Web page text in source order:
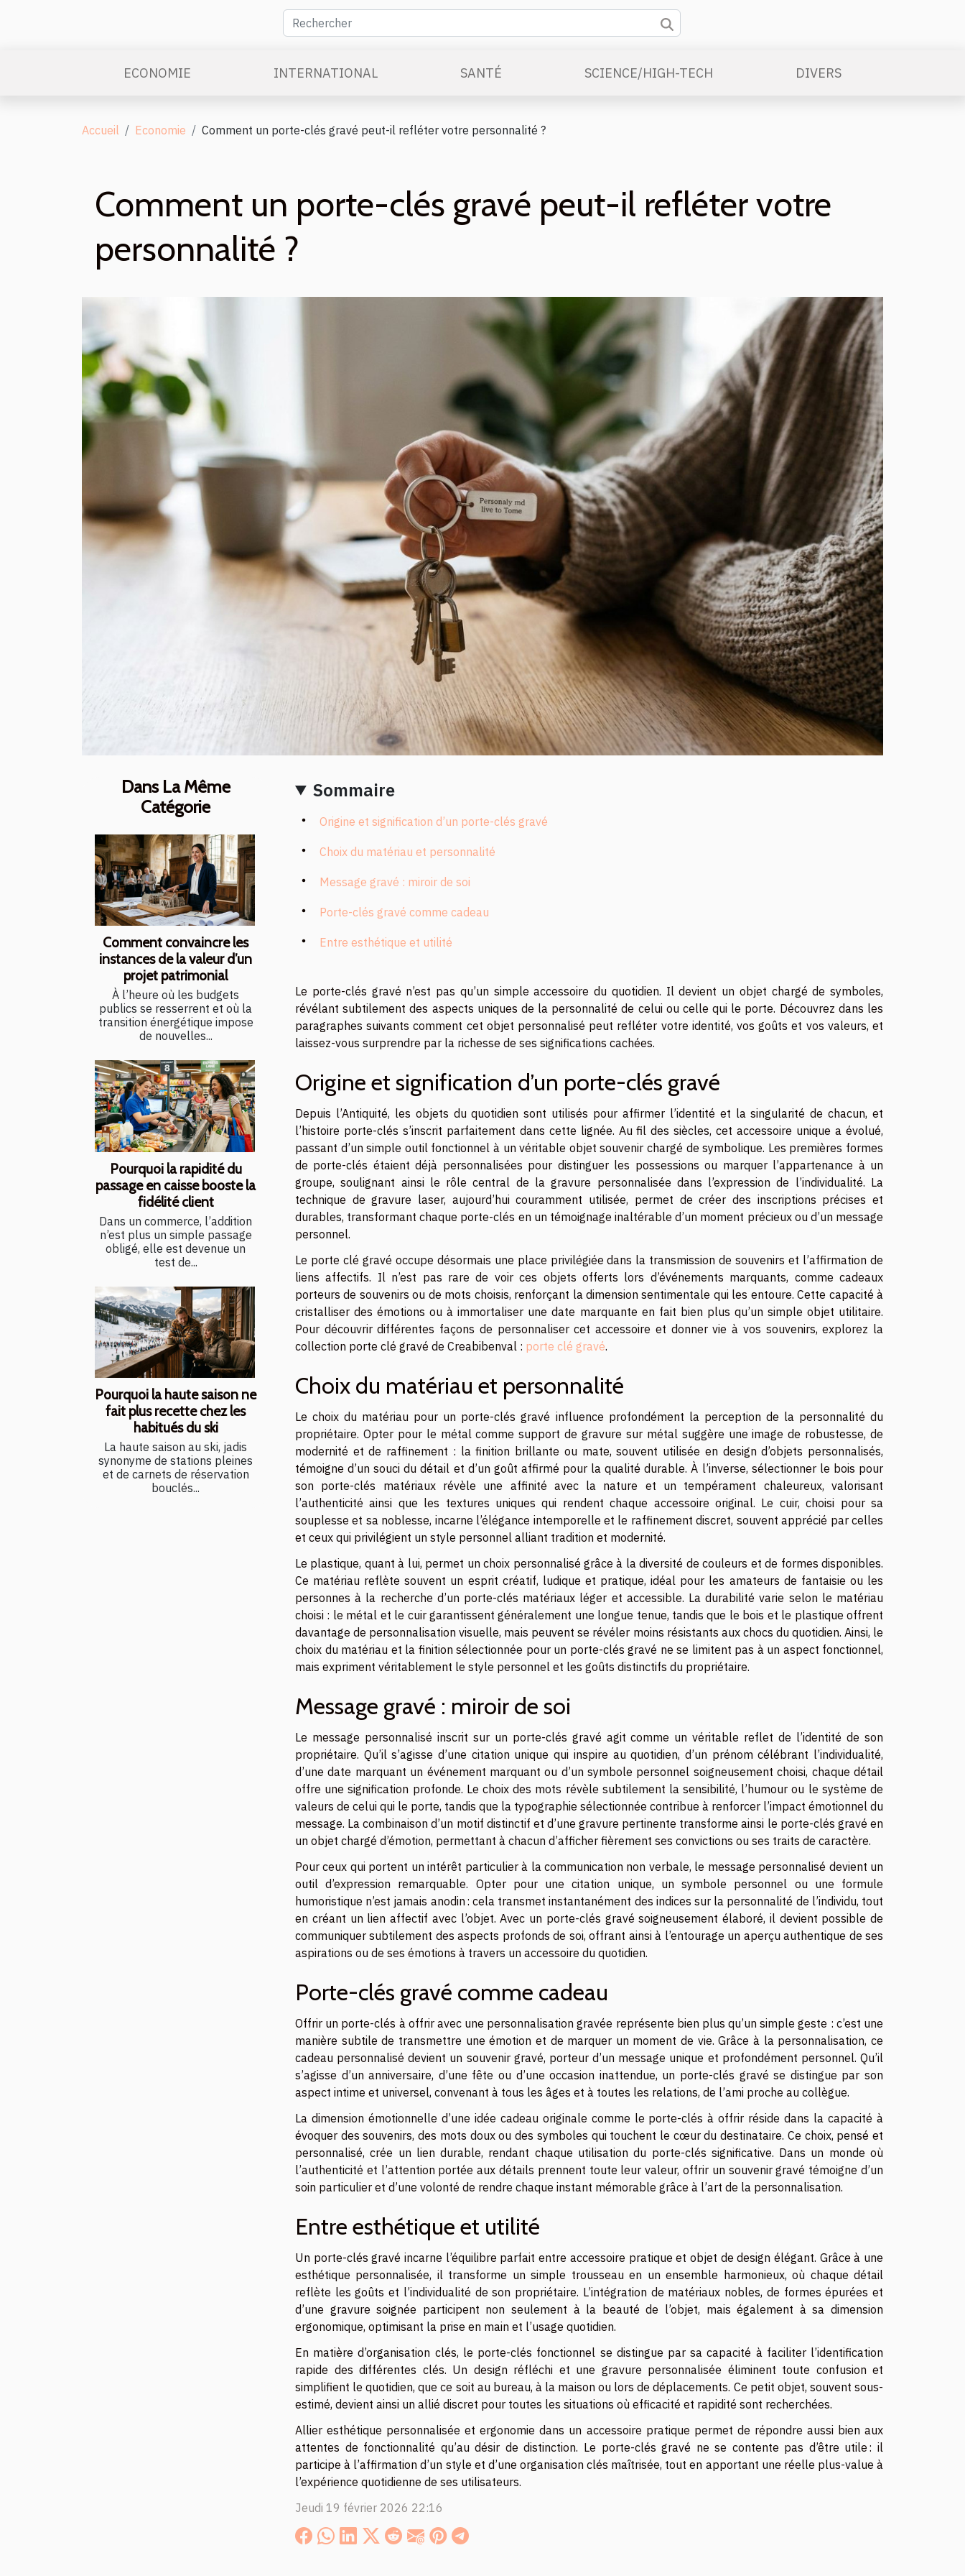
ECONOMIE INTERNATIONAL SANTÉ SCIENCE/HIGH-TECH DIVERS
Accueil Economie Comment un porte-clés gravé peut-il refléter votre personnalité ?
Comment un porte-clés gravé peut-il refléter votre
personnalité ?
Dans La Même
Catégorie
Comment convaincre les
instances de la valeur d’un
projet patrimonial
À l’heure où les budgets
publics se resserrent et où la
transition énergétique impose
de nouvelles...
Pourquoi la rapidité du
passage en caisse booste la
fidélité client
Dans un commerce, l’addition
n’est plus un simple passage
obligé, elle est devenue un
test de...
Pourquoi la haute saison ne
fait plus recette chez les
habitués du ski
La haute saison au ski, jadis
synonyme de stations pleines
et de carnets de réservation
bouclés...
Sommaire
Origine et signification d’un porte-clés gravé
Choix du matériau et personnalité
Message gravé : miroir de soi
Porte-clés gravé comme cadeau
Entre esthétique et utilité
Le porte-clés gravé n’est pas qu’un simple accessoire du quotidien. Il devient un objet chargé de symboles,
révélant subtilement des aspects uniques de la personnalité de celui ou celle qui le porte. Découvrez dans les
paragraphes suivants comment cet objet personnalisé peut refléter votre identité, vos goûts et vos valeurs, et
laissez-vous surprendre par la richesse de ses significations cachées.
Origine et signification d’un porte-clés gravé
Depuis l’Antiquité, les objets du quotidien sont utilisés pour affirmer l’identité et la singularité de chacun, et
l’histoire porte-clés s’inscrit parfaitement dans cette lignée. Au fil des siècles, cet accessoire unique a évolué,
passant d’un simple outil fonctionnel à un véritable objet souvenir chargé de symbolique. Les premières formes
de porte-clés étaient déjà personnalisées pour distinguer les possessions ou marquer l’appartenance à un
groupe, soulignant ainsi le rôle central de la gravure personnalisée dans l’expression de l’individualité. La
technique de gravure laser, aujourd’hui couramment utilisée, permet de créer des inscriptions précises et
durables, transformant chaque porte-clés en un témoignage inaltérable d’un moment précieux ou d’un message
personnel.
Le porte clé gravé occupe désormais une place privilégiée dans la transmission de souvenirs et l’affirmation de
liens affectifs. Il n’est pas rare de voir ces objets offerts lors d’événements marquants, comme cadeaux
porteurs de souvenirs ou de mots choisis, renforçant la dimension sentimentale qui les entoure. Cette capacité à
cristalliser des émotions ou à immortaliser une date marquante en fait bien plus qu’un simple objet utilitaire.
Pour découvrir différentes façons de personnaliser cet accessoire et donner vie à vos souvenirs, explorez la
collection porte clé gravé de Creabibenval : porte clé gravé.
Choix du matériau et personnalité
Le choix du matériau pour un porte-clés gravé influence profondément la perception de la personnalité du
propriétaire. Opter pour le métal comme support de gravure sur métal suggère une image de robustesse, de
modernité et de raffinement : la finition brillante ou mate, souvent utilisée en design d’objets personnalisés,
témoigne d’un souci du détail et d’un goût affirmé pour la qualité durable. À l’inverse, sélectionner le bois pour
son porte-clés matériaux révèle une affinité avec la nature et un tempérament chaleureux, valorisant
l’authenticité ainsi que les textures uniques qui rendent chaque accessoire original. Le cuir, choisi pour sa
souplesse et sa noblesse, incarne l’élégance intemporelle et le raffinement discret, souvent apprécié par celles
et ceux qui privilégient un style personnel alliant tradition et modernité.
Le plastique, quant à lui, permet un choix personnalisé grâce à la diversité de couleurs et de formes disponibles.
Ce matériau reflète souvent un esprit créatif, ludique et pratique, idéal pour les amateurs de fantaisie ou les
personnes à la recherche d’un porte-clés matériaux léger et accessible. La durabilité varie selon le matériau
choisi : le métal et le cuir garantissent généralement une longue tenue, tandis que le bois et le plastique offrent
davantage de personnalisation visuelle, mais peuvent se révéler moins résistants aux chocs du quotidien. Ainsi, le
choix du matériau et la finition sélectionnée pour un porte-clés gravé ne se limitent pas à un aspect fonctionnel,
mais expriment véritablement le style personnel et les goûts distinctifs du propriétaire.
Message gravé : miroir de soi
Le message personnalisé inscrit sur un porte-clés gravé agit comme un véritable reflet de l’identité de son
propriétaire. Qu’il s’agisse d’une citation unique qui inspire au quotidien, d’un prénom célébrant l’individualité,
d’une date marquant un événement marquant ou d’un symbole personnel soigneusement choisi, chaque détail
offre une signification profonde. Le choix des mots révèle subtilement la sensibilité, l’humour ou le système de
valeurs de celui qui le porte, tandis que la typographie sélectionnée contribue à renforcer l’impact émotionnel du
message. La combinaison d’un motif distinctif et d’une gravure pertinente transforme ainsi le porte-clés gravé en
un objet chargé d’émotion, permettant à chacun d’afficher fièrement ses convictions ou ses traits de caractère.
Pour ceux qui portent un intérêt particulier à la communication non verbale, le message personnalisé devient un
outil d’expression remarquable. Opter pour une citation unique, un symbole personnel ou une formule
humoristique n’est jamais anodin : cela transmet instantanément des indices sur la personnalité de l’individu, tout
en créant un lien affectif avec l’objet. Avec un porte-clés gravé soigneusement élaboré, il devient possible de
communiquer subtilement des aspects profonds de soi, offrant ainsi à l’entourage un aperçu authentique de ses
aspirations ou de ses émotions à travers un accessoire du quotidien.
Porte-clés gravé comme cadeau
Offrir un porte-clés à offrir avec une personnalisation gravée représente bien plus qu’un simple geste : c’est une
manière subtile de transmettre une émotion et de marquer un moment de vie. Grâce à la personnalisation, ce
cadeau personnalisé devient un souvenir gravé, porteur d’un message unique et profondément personnel. Qu’il
s’agisse d’un anniversaire, d’une fête ou d’une occasion inattendue, un porte-clés gravé se distingue par son
aspect intime et universel, convenant à tous les âges et à toutes les relations, de l’ami proche au collègue.
La dimension émotionnelle d’une idée cadeau originale comme le porte-clés à offrir réside dans la capacité à
évoquer des souvenirs, des mots doux ou des symboles qui touchent le cœur du destinataire. Ce choix, pensé et
personnalisé, crée un lien durable, rendant chaque utilisation du porte-clés significative. Dans un monde où
l’authenticité et l’attention portée aux détails prennent toute leur valeur, offrir un souvenir gravé témoigne d’un
soin particulier et d’une volonté de rendre chaque instant mémorable grâce à l’art de la personnalisation.
Entre esthétique et utilité
Un porte-clés gravé incarne l’équilibre parfait entre accessoire pratique et objet de design élégant. Grâce à une
esthétique personnalisée, il transforme un simple trousseau en un ensemble harmonieux, où chaque détail
reflète les goûts et l’individualité de son propriétaire. L’intégration de matériaux nobles, de formes épurées et
d’une gravure soignée participent non seulement à la beauté de l’objet, mais également à sa dimension
ergonomique, optimisant la prise en main et l’usage quotidien.
En matière d’organisation clés, le porte-clés fonctionnel se distingue par sa capacité à faciliter l’identification
rapide des différentes clés. Un design réfléchi et une gravure personnalisée éliminent toute confusion et
simplifient le quotidien, que ce soit au bureau, à la maison ou lors de déplacements. Ce petit objet, souvent sous-
estimé, devient ainsi un allié discret pour toutes les situations où efficacité et rapidité sont recherchées.
Allier esthétique personnalisée et ergonomie dans un accessoire pratique permet de répondre aussi bien aux
attentes de fonctionnalité qu’au désir de distinction. Le porte-clés gravé ne se contente pas d’être utile : il
participe à l’affirmation d’un style et d’une organisation clés maîtrisée, tout en apportant une réelle plus-value à
l’expérience quotidienne de ses utilisateurs.
Jeudi 19 février 2026 22:16